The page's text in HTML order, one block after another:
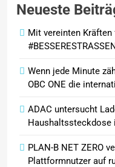
für
Neueste
Mit vereinten
Wenn jede Minute
OBC ONE die
ADAC untersucht
Haushaltssteckdose
PLAN-B NET ZERO
Plattformnutzer auf